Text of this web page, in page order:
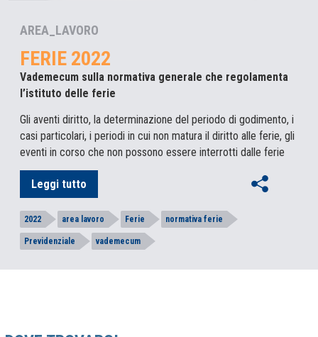
AREA_LAVORO
FERIE 2022
Vademecum sulla normativa generale che regolamenta
l’istituto delle ferie
Gli aventi diritto, la determinazione del periodo di godimento, i
casi particolari, i periodi in cui non matura il diritto alle ferie, gli
eventi in corso che non possono essere interrotti dalle ferie
Leggi tutto
2022 area lavoro Ferie normativa ferie
Previdenziale vademecum